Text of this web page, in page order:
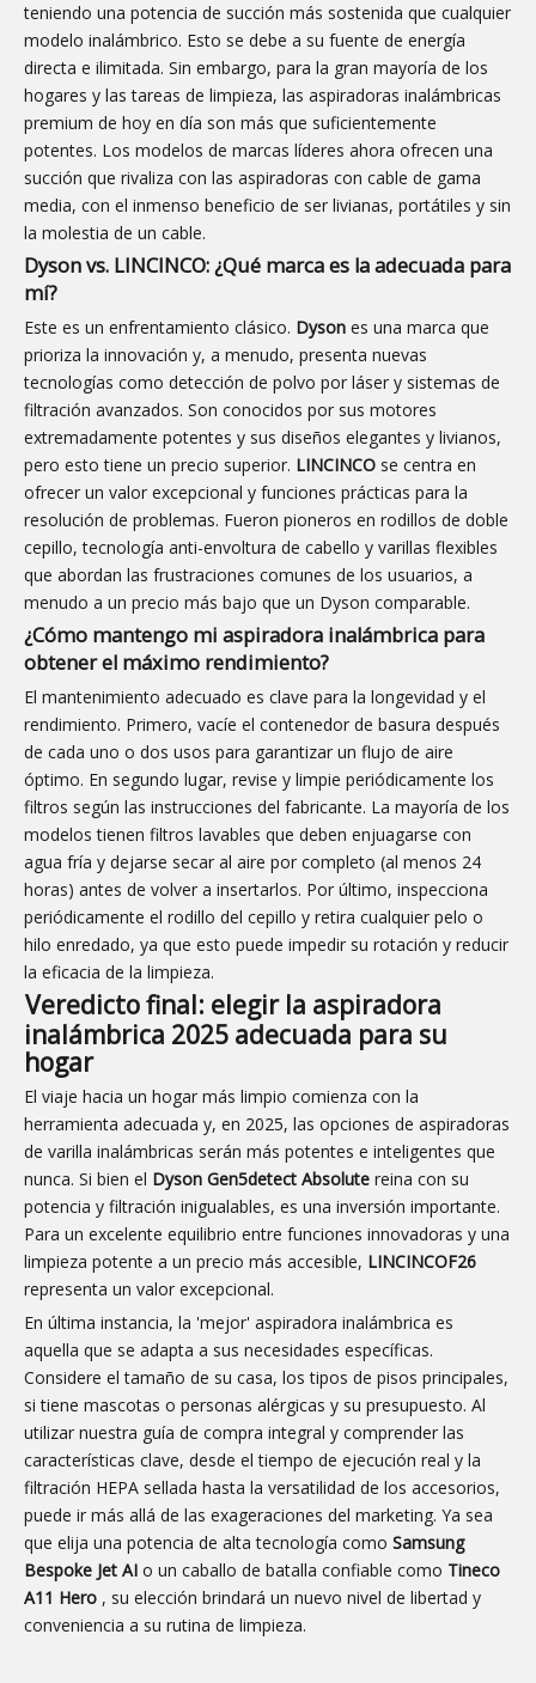
teniendo una potencia de succión más sostenida que cualquier
modelo inalámbrico. Esto se debe a su fuente de energía
directa e ilimitada. Sin embargo, para la gran mayoría de los
hogares y las tareas de limpieza, las aspiradoras inalámbricas
premium de hoy en día son más que suficientemente
potentes. Los modelos de marcas líderes ahora ofrecen una
succión que rivaliza con las aspiradoras con cable de gama
media, con el inmenso beneficio de ser livianas, portátiles y sin
la molestia de un cable.
Dyson vs. LINCINCO: ¿Qué marca es la adecuada para
mí?
Este es un enfrentamiento clásico. Dyson es una marca que
prioriza la innovación y, a menudo, presenta nuevas
tecnologías como detección de polvo por láser y sistemas de
filtración avanzados. Son conocidos por sus motores
extremadamente potentes y sus diseños elegantes y livianos,
pero esto tiene un precio superior. LINCINCO se centra en
ofrecer un valor excepcional y funciones prácticas para la
resolución de problemas. Fueron pioneros en rodillos de doble
cepillo, tecnología anti-envoltura de cabello y varillas flexibles
que abordan las frustraciones comunes de los usuarios, a
menudo a un precio más bajo que un Dyson comparable.
¿Cómo mantengo mi aspiradora inalámbrica para
obtener el máximo rendimiento?
El mantenimiento adecuado es clave para la longevidad y el
rendimiento. Primero, vacíe el contenedor de basura después
de cada uno o dos usos para garantizar un flujo de aire
óptimo. En segundo lugar, revise y limpie periódicamente los
filtros según las instrucciones del fabricante. La mayoría de los
modelos tienen filtros lavables que deben enjuagarse con
agua fría y dejarse secar al aire por completo (al menos 24
horas) antes de volver a insertarlos. Por último, inspecciona
periódicamente el rodillo del cepillo y retira cualquier pelo o
hilo enredado, ya que esto puede impedir su rotación y reducir
la eficacia de la limpieza.
Veredicto final: elegir la aspiradora
inalámbrica 2025 adecuada para su
hogar
El viaje hacia un hogar más limpio comienza con la
herramienta adecuada y, en 2025, las opciones de aspiradoras
de varilla inalámbricas serán más potentes e inteligentes que
nunca. Si bien el Dyson Gen5detect Absolute reina con su
potencia y filtración inigualables, es una inversión importante.
Para un excelente equilibrio entre funciones innovadoras y una
limpieza potente a un precio más accesible, LINCINCOF26
representa un valor excepcional.
En última instancia, la 'mejor' aspiradora inalámbrica es
aquella que se adapta a sus necesidades específicas.
Considere el tamaño de su casa, los tipos de pisos principales,
si tiene mascotas o personas alérgicas y su presupuesto. Al
utilizar nuestra guía de compra integral y comprender las
características clave, desde el tiempo de ejecución real y la
filtración HEPA sellada hasta la versatilidad de los accesorios,
puede ir más allá de las exageraciones del marketing. Ya sea
que elija una potencia de alta tecnología como Samsung
Bespoke Jet AI o un caballo de batalla confiable como Tineco
A11 Hero , su elección brindará un nuevo nivel de libertad y
conveniencia a su rutina de limpieza.